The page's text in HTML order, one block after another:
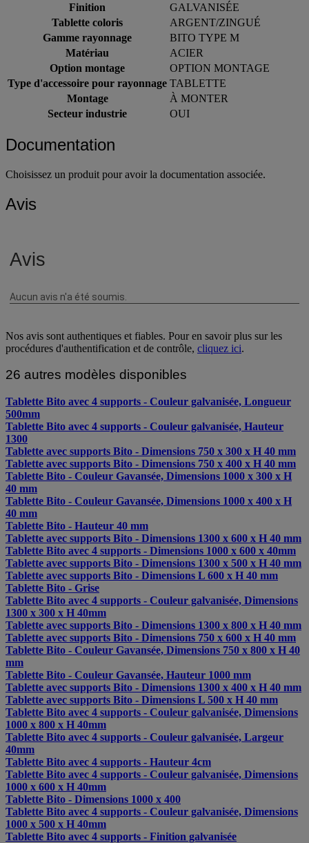
Finition
GALVANISÉE
Tablette coloris
ARGENT/ZINGUÉ
Gamme rayonnage
BITO TYPE M
Matériau
ACIER
Option montage
OPTION MONTAGE
Type d'accessoire pour rayonnage TABLETTE
Montage
À MONTER
Secteur industrie
OUI
Documentation
Choisissez un produit pour avoir la documentation associée.
Avis
Nos avis sont authentiques et fiables. Pour en savoir plus sur les
procédures d'authentification et de contrôle, cliquez ici.
26 autres modèles disponibles
Tablette Bito avec 4 supports - Couleur galvanisée, Longueur
500mm
Tablette Bito avec 4 supports - Couleur galvanisée, Hauteur
1300
Tablette avec supports Bito - Dimensions 750 x 300 x H 40 mm
Tablette avec supports Bito - Dimensions 750 x 400 x H 40 mm
Tablette Bito - Couleur Gavansée, Dimensions 1000 x 300 x H
40 mm
Tablette Bito - Couleur Gavansée, Dimensions 1000 x 400 x H
40 mm
Tablette Bito - Hauteur 40 mm
Tablette avec supports Bito - Dimensions 1300 x 600 x H 40 mm
Tablette Bito avec 4 supports - Dimensions 1000 x 600 x 40mm
Tablette avec supports Bito - Dimensions 1300 x 500 x H 40 mm
Tablette avec supports Bito - Dimensions L 600 x H 40 mm
Tablette Bito - Grise
Tablette Bito avec 4 supports - Couleur galvanisée, Dimensions
1300 x 300 x H 40mm
Tablette avec supports Bito - Dimensions 1300 x 800 x H 40 mm
Tablette avec supports Bito - Dimensions 750 x 600 x H 40 mm
Tablette Bito - Couleur Gavansée, Dimensions 750 x 800 x H 40
mm
Tablette Bito - Couleur Gavansée, Hauteur 1000 mm
Tablette avec supports Bito - Dimensions 1300 x 400 x H 40 mm
Tablette avec supports Bito - Dimensions L 500 x H 40 mm
Tablette Bito avec 4 supports - Couleur galvanisée, Dimensions
1000 x 800 x H 40mm
Tablette Bito avec 4 supports - Couleur galvanisée, Largeur
40mm
Tablette Bito avec 4 supports - Hauteur 4cm
Tablette Bito avec 4 supports - Couleur galvanisée, Dimensions
1000 x 600 x H 40mm
Tablette Bito - Dimensions 1000 x 400
Tablette Bito avec 4 supports - Couleur galvanisée, Dimensions
1000 x 500 x H 40mm
Tablette Bito avec 4 supports - Finition galvanisée